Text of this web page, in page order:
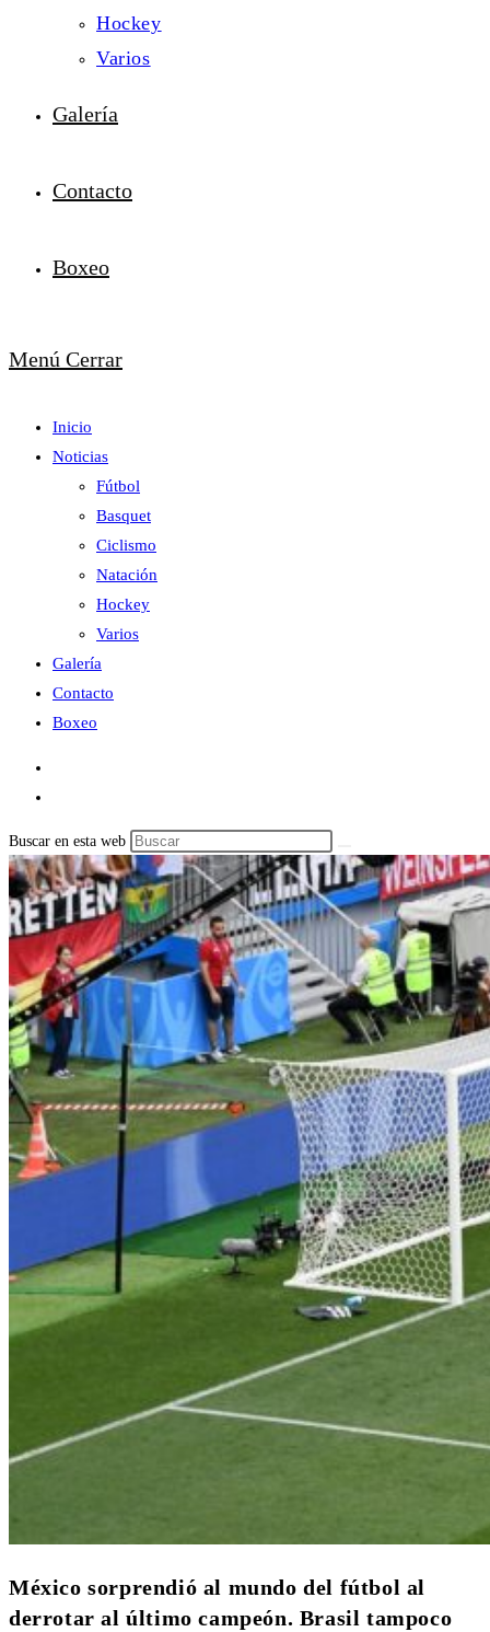
Hockey
Varios
Galería
Contacto
Boxeo
Menú Cerrar
Inicio
Noticias
Fútbol
Basquet
Ciclismo
Natación
Hockey
Varios
Galería
Contacto
Boxeo
Buscar en esta web
México sorprendió al mundo del fútbol al
derrotar al último campeón. Brasil tampoco